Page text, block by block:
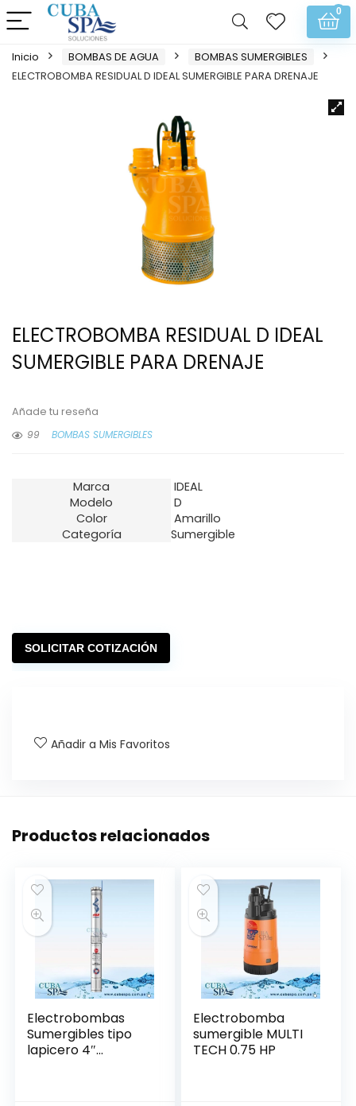
0
Inicio BOMBAS DE AGUA
BOMBAS SUMERGIBLES
ELECTROBOMBA RESIDUAL D IDEAL SUMERGIBLE PARA DRENAJE
ELECTROBOMBA RESIDUAL D IDEAL
SUMERGIBLE PARA DRENAJE
Añade tu reseña
99
BOMBAS SUMERGIBLES
Marca
IDEAL
Modelo
D
Color
Amarillo
Categoría
Sumergible
SOLICITAR COTIZACIÓN
Añadir a Mis Favoritos
Productos relacionados
Electrobombas
Sumergibles tipo
lapicero 4″
Electrobomba
sumergible MULTI
TECH 0.75 HP